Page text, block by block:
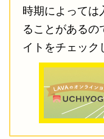
時期によっては
ることがあるの
イトをチェック